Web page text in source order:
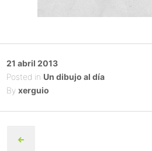
Posted
on
21 abril 2013
Posted in Un dibujo al día
By xerguio
navigation